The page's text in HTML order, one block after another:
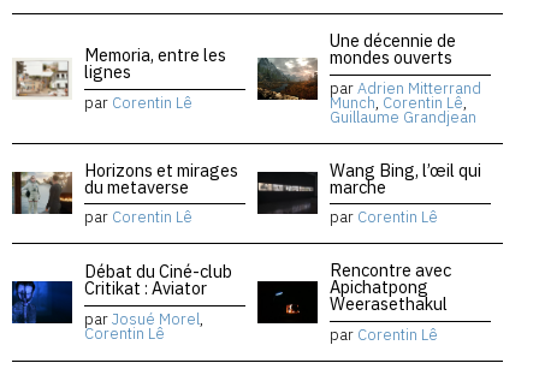
Memoria, entre les
lignes
par Corentin Lê
Une décennie de
mondes ouverts
parAdrien Mitterrand
Munch, Corentin Lê,
Guillaume Grandjean
Horizons et mirages
du metaverse
par Corentin Lê
Wang Bing, l’œil qui
marche
par Corentin Lê
Débat du Ciné-club
Critikat : Aviator
parJosué Morel,
Corentin Lê
Rencontre avec
Apichatpong
Weerasethakul
par Corentin Lê